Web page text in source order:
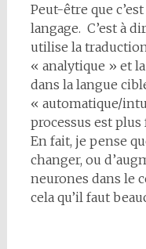
Peut-être que
langage. C’est à
utilise la
« analytique » et
dans la langue
« automatique/
processus est
En fait, je pense
changer, ou
neurones dans le
cela qu’il faut